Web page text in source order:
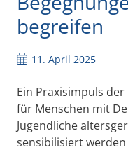
begreifen
11. April 2025
Ein Praxisimpuls
für Menschen mit
Jugendliche
sensibilisiert werden